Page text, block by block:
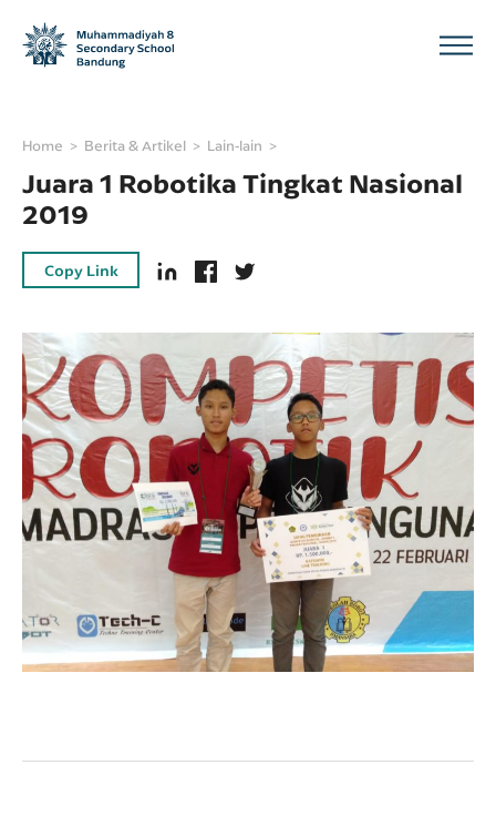
Home Berita & Artikel Lain-lain
Juara 1 Robotika Tingkat Nasional
2019
Copy Link